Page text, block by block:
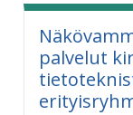
palvelut